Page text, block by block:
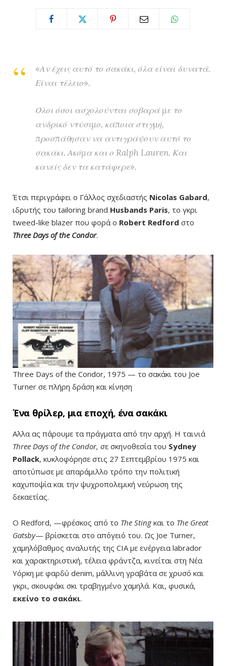
«Αν έχεις αυτό το σακάκι, όλα είναι δυνατά.
Είναι τέλειο».
Όλοι όσοι ασχολούνται σοβαρά με το
ανδρικό ντύσιμο, κάποια στιγμή,
προσπάθησαν να αντιγράψουν αυτό το
σακάκι. Ακόμα και ο Ralph Lauren. Και
κανείς δεν τα κατάφερε».
Έτσι περιγράφει ο Γάλλος σχεδιαστής Nicolas Gabard,
ιδρυτής του tailoring brand Husbands Paris, το γκρι
tweed-like blazer που φορά ο Robert Redford στο
Three Days of the Condor.
Three Days of the Condor, 1975 — το σακάκι του Joe
Turner σε πλήρη δράση και κίνηση
Ένα θρίλερ, μια εποχή, ένα σακάκι
Αλλα ας πάρουμε τα πράγματα από την αρχή. Η ταινιά
Three Days of the Condor, σε σκηνοθεσία του Sydney
Pollack, κυκλοφόρησε στις 27 Σεπτεμβρίου 1975 και
αποτύπωσε με απαράμιλλο τρόπο την πολιτική
καχυποψία και την ψυχροπολεμική νεύρωση της
δεκαετίας.
Ο Redford, —φρέσκος από το The Stingκαι το The Great
Gatsby— βρίσκεται στο απόγειό του. Ως Joe Turner,
χαμηλόβαθμος αναλυτής της CIA με ενέργεια labrador
και χαρακτηριστική, τέλεια φράντζα, κινείται στη Νέα
Υόρκη με φαρδύ denim, μάλλινη γραβάτα σε χρυσό και
γκρι, σκουφάκι σκι τραβηγμένο χαμηλά. Και, φυσικά,
εκείνο το σακάκι.